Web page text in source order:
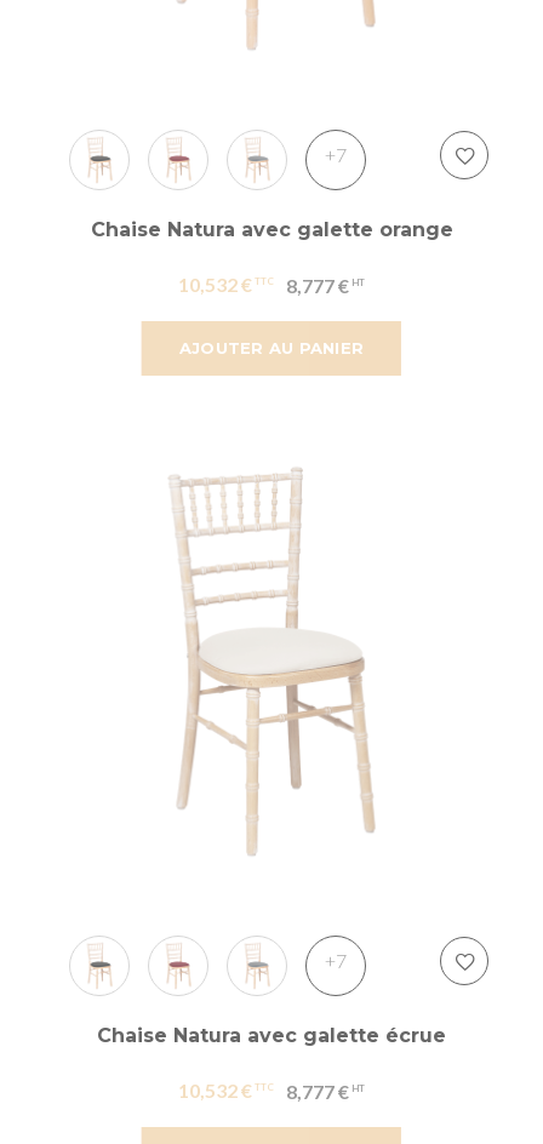
AJOUTER AU PANIER
+7
Chaise Natura avec galette orange
10,532 € 8,777 €
+7
Chaise Natura avec galette écrue
10,532 € 8,777 €